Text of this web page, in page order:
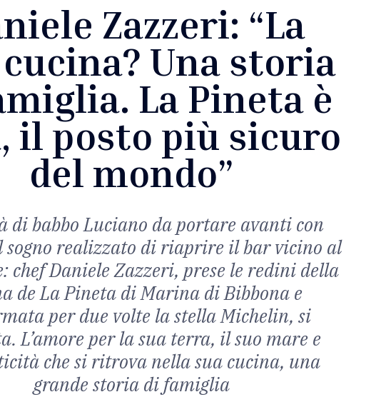
Zazzeri: “La
Una storia
La Pineta è
il posto più sicuro
del mondo”
di babbo Luciano da portare avanti con
sogno realizzato di riaprire il bar vicino al
chef Daniele Zazzeri, prese le redini della
de La Pineta di Marina di Bibbona e
per due volte la stella Michelin, si
L’amore per la sua terra, il suo mare e
che si ritrova nella sua cucina, una
grande storia di famiglia